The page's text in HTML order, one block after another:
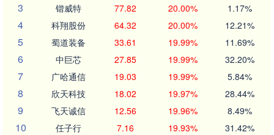
3 锴威特 77.82 20.00% 1.17%
4 科翔股份 64.32 20.00% 12.21%
5 蜀道装备 33.61 19.99% 11.69%
6 中巨芯 27.85 19.99% 32.20%
7 广哈通信 19.03 19.99% 5.84%
8 欣天科技 18.02 19.97% 28.44%
9 飞天诚信 12.56 19.96% 8.49%
10 任子行 7.16 19.93% 31.42%